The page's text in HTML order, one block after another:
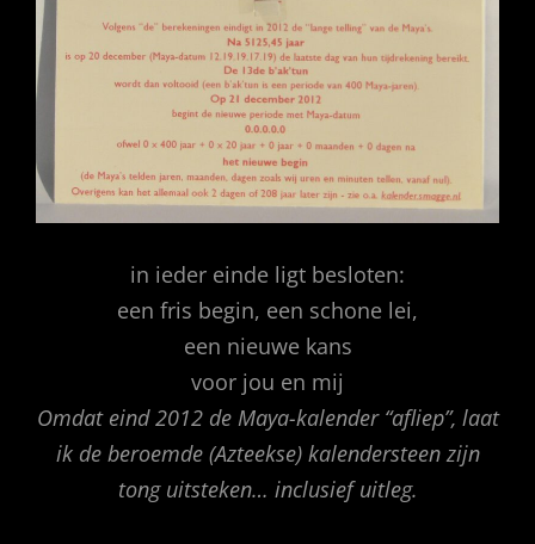
in ieder einde ligt besloten:
een fris begin, een schone lei,
een nieuwe kans
voor jou en mij
Omdat eind 2012 de Maya-kalender “afliep”, laat
ik de beroemde (Azteekse) kalendersteen zijn
tong uitsteken… inclusief uitleg.